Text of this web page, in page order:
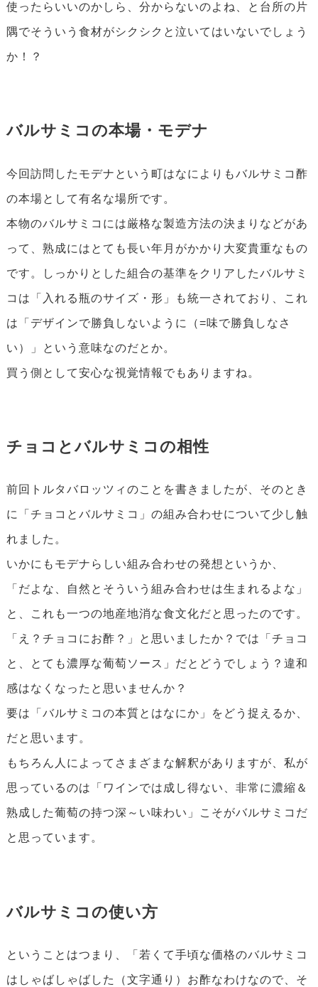
使ったらいいのかしら、分からないのよね、と台所の片
隅でそういう食材がシクシクと泣いてはいないでしょう
か！？
バルサミコの本場・モデナ
今回訪問したモデナという町はなによりもバルサミコ酢
の本場として有名な場所です。
本物のバルサミコには厳格な製造方法の決まりなどがあ
って、熟成にはとても長い年月がかかり大変貴重なもの
です。しっかりとした組合の基準をクリアしたバルサミ
コは「入れる瓶のサイズ・形」も統一されており、これ
は「デザインで勝負しないように（=味で勝負しなさ
い）」という意味なのだとか。
買う側として安心な視覚情報でもありますね。
チョコとバルサミコの相性
前回トルタバロッツィのことを書きましたが、そのとき
に「チョコとバルサミコ」の組み合わせについて少し触
れました。
いかにもモデナらしい組み合わせの発想というか、
「だよな、自然とそういう組み合わせは生まれるよな」
と、これも一つの地産地消な食文化だと思ったのです。
「え？チョコにお酢？」と思いましたか？では「チョコ
と、とても濃厚な葡萄ソース」だとどうでしょう？違和
感はなくなったと思いませんか？
要は「バルサミコの本質とはなにか」をどう捉えるか、
だと思います。
もちろん人によってさまざまな解釈がありますが、私が
思っているのは「ワインでは成し得ない、非常に濃縮＆
熟成した葡萄の持つ深～い味わい」こそがバルサミコだ
と思っています。
バルサミコの使い方
ということはつまり、「若くて手頃な価格のバルサミコ
はしゃばしゃばした（文字通り）お酢なわけなので、そ